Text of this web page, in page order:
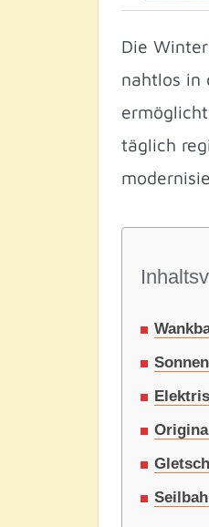
Die
nahtlos in
täglich